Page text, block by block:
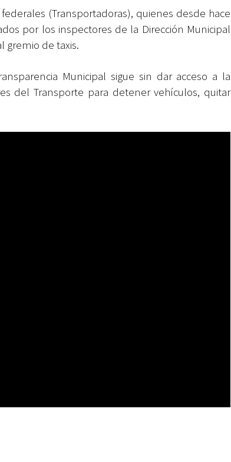
(Transportadoras), quienes desde hace
por los inspectores de la Dirección Municipal
gremio de taxis.
Municipal sigue sin dar acceso a la
del Transporte para detener vehículos, quitar